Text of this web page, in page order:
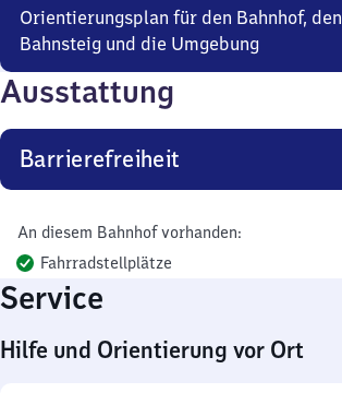
Orientierungsplan für den Bahnhof, den
Bahnsteig und die Umgebung
Ausstattung
Barrierefreiheit
An diesem Bahnhof vorhanden:
Fahrradstellplätze
Service
Hilfe und Orientierung vor Ort